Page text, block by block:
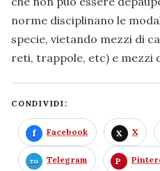
norme disciplinano le
specie, vietando mezzi di
reti, trappole, etc) e mezzi
CONDIVIDI:
Facebook X
Telegram